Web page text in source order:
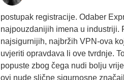
postupak registracije. Odaber
najpouzdanijih imena u industriji.
najsigurnijih, najbržih VPN-ova
uvjeriti opravdava li ove tvrdnje.
popuste zbog čega nudi bolju
ovi nude slične sigurnosne